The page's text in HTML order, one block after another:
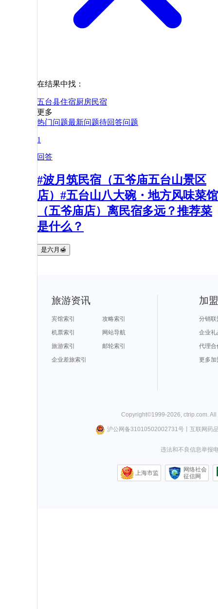
在结果中找：
五台县住宿厨房民宿
更多
热门问题最新问题待回答问题
1
回答
#波月筑民宿（五爷庙五台山景区
店）#五台山八大碗・地方风味菜馆
（五爷庙店）离民宿多远？推荐菜
是什么？
是六月🍯
旅游资讯
宾馆索引
攻略索引
机票索引
网站导航
旅游索引
邮轮索引
企业差旅索引
加
分销联
企业礼
代理合
更多加
Copyright©1999-2026 ctrip.com .
沪公网备31010502002731号丨 互联网药
违法和不良信息举报
上海市监
网络社会
征信网